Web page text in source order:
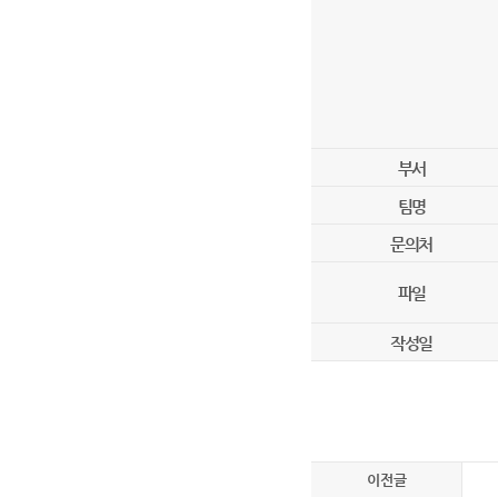
부서
팀명
문의처
파일
작성일
이전글